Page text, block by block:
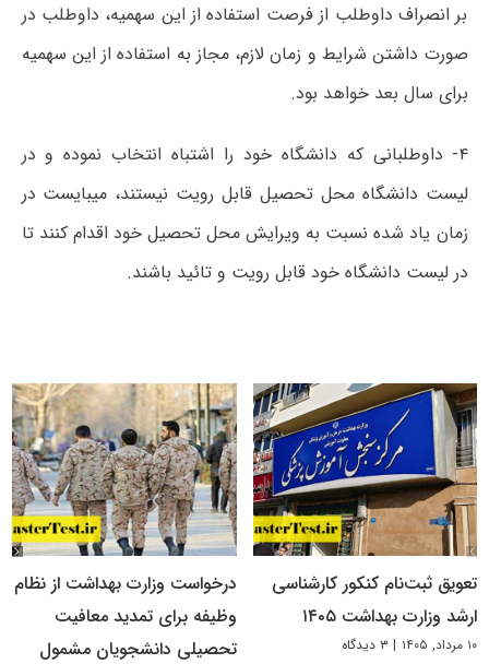
بر انصراف داوطلب از فرصت استفاده از این سھمیه، داوطلب در
صورت داشتن شرایط و زمان لازم، مجاز به استفاده از این سھمیه
برای سال بعد خواھد بود.
۴- داوطلبانی که دانشگاه خود را اشتباه انتخاب نموده و در
لیست دانشگاه محل تحصیل قابل رویت نیستند، میبایست در
زمان یاد شده نسبت به ویرایش محل تحصیل خود اقدام کنند تا
در لیست دانشگاه خود قابل رویت و تائید باشند.
تعویق ثبت‌نام کنکور کارشناسی
ارشد وزارت بهداشت ۱۴۰۵
۱۰ مرداد, ۱۴۰۵ | ۳ دیدگاه
درخواست وزارت بهداشت از نظام
وظیفه برای تمدید معافیت
تحصیلی دانشجویان مشمول